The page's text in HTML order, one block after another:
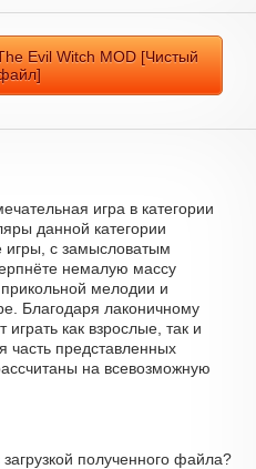
Evil Witch MOD [Чистый
игра в категории
данной категории
игры, с замысловатым
немалую массу
прикольной мелодии и
Благодаря лаконичному
как взрослые, так и
часть представленных
на всевозможную
полученного файла?